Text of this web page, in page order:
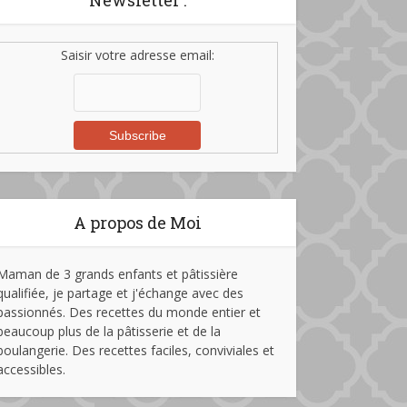
Saisir votre adresse email:
A propos de Moi
de 3 grands enfants et pâtissière
je partage et j'échange avec des
Des recettes du monde entier et
plus de la pâtisserie et de la
Des recettes faciles, conviviales et